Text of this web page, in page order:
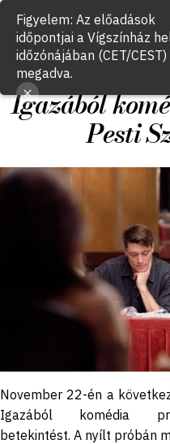
Igazából
Pesti
2025.
November 22-én a
Igazából komédia
betekintést. A nyílt próbán
Figyelem: Az előadások
időpontjai a Vígszínház
időzónájában (CET/
megadva.